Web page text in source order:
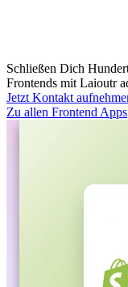
Schließen Dich
Frontends mit Laioutr
Jetzt Kontakt
Zu allen Frontend Apps